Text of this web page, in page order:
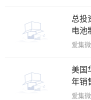
总投
电池
爱集
美国
年销
爱集